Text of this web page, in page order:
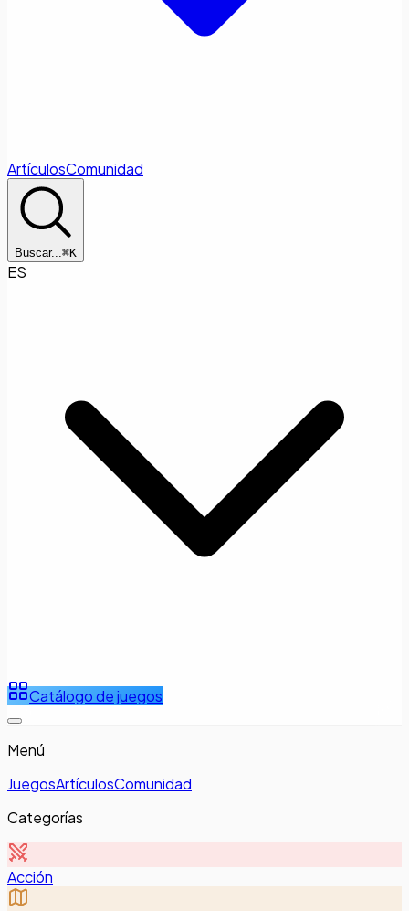
ArtículosComunidad
Buscar...⌘K
ES
Catálogo de juegos
Menú
JuegosArtículosComunidad
Categorías
Acción